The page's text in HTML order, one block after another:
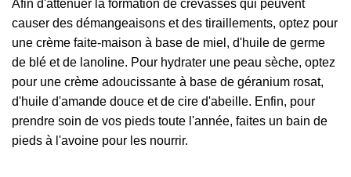
Afin d'atténuer la formation de crevasses qui peuvent
causer des démangeaisons et des tiraillements, optez pour
une crème faite-maison à base de miel, d'huile de germe
de blé et de lanoline. Pour hydrater une peau sèche, optez
pour une crème adoucissante à base de géranium rosat,
d'huile d'amande douce et de cire d'abeille. Enfin, pour
prendre soin de vos pieds toute l'année, faites un bain de
pieds à l'avoine pour les nourrir.